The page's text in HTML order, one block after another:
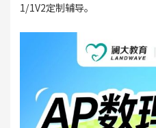
1/1V2定制辅导。